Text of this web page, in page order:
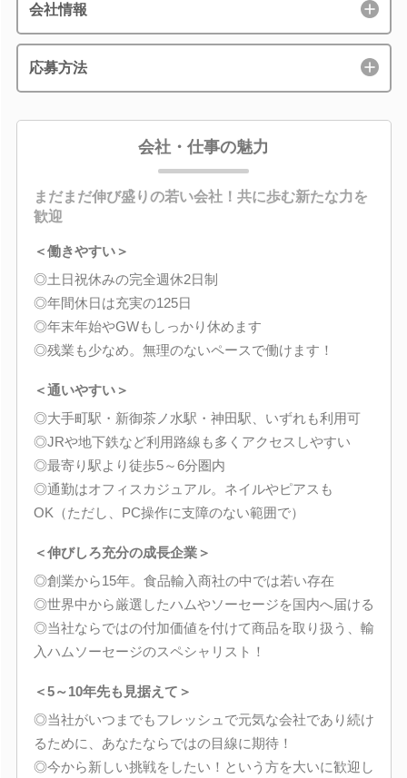
会社情報
応募方法
会社・仕事の魅力
まだまだ伸び盛りの若い会社！共に歩む新たな力を
歓迎
＜働きやすい＞
◎土日祝休みの完全週休2日制
◎年間休日は充実の125日
◎年末年始やGWもしっかり休めます
◎残業も少なめ。無理のないペースで働けます！
＜通いやすい＞
◎大手町駅・新御茶ノ水駅・神田駅、いずれも利用可
◎JRや地下鉄など利用路線も多くアクセスしやすい
◎最寄り駅より徒歩5～6分圏内
◎通勤はオフィスカジュアル。ネイルやピアスも
OK（ただし、PC操作に支障のない範囲で）
＜伸びしろ充分の成長企業＞
◎創業から15年。食品輸入商社の中では若い存在
◎世界中から厳選したハムやソーセージを国内へ届ける
◎当社ならではの付加価値を付けて商品を取り扱う、輸
入ハムソーセージのスペシャリスト！
＜5～10年先も見据えて＞
◎当社がいつまでもフレッシュで元気な会社であり続け
るために、あなたならではの目線に期待！
◎今から新しい挑戦をしたい！という方を大いに歓迎し